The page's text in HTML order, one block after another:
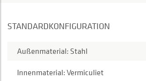
STANDARDKONFIGURATION
Außenmaterial: Stahl
Innenmaterial: Vermiculiet